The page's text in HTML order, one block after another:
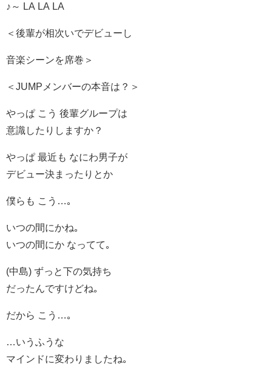
♪～ LA LA LA
＜後輩が相次いでデビューし
音楽シーンを席巻＞
＜JUMPメンバーの本音は？＞
やっぱ こう 後輩グループは
意識したりしますか？
やっぱ 最近も なにわ男子が
デビュー決まったりとか
僕らも こう…｡
いつの間にかね｡
いつの間にか なってて｡
(中島) ずっと下の気持ち
だったんですけどね｡
だから こう…｡
…いうふうな
マインドに変わりましたね｡